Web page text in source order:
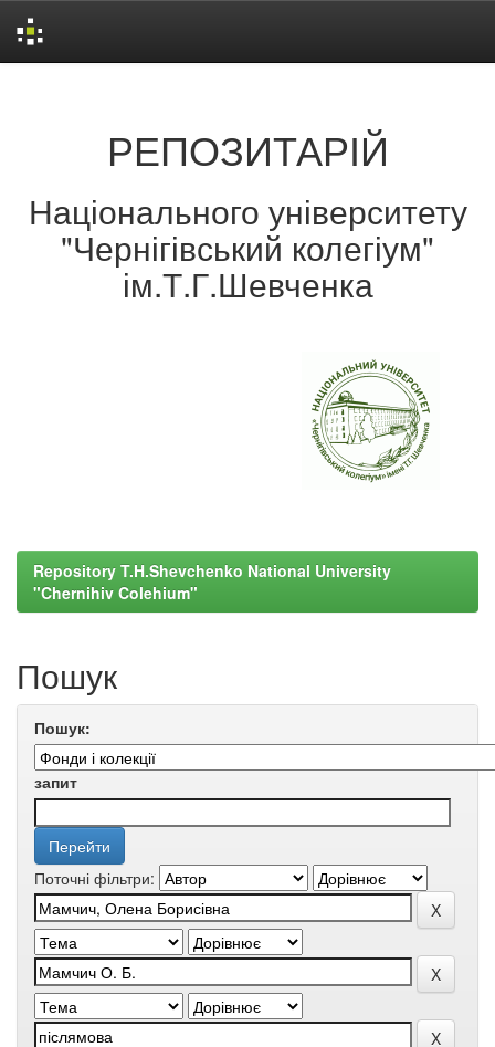
РЕПОЗИТАРІЙ
Національного університету
"Чернігівський колегіум"
ім.Т.Г.Шевченка
Repository T.H.Shevchenko National University
"Chernihiv Colehium"
Пошук
Пошук:
запит
Поточні фільтри: